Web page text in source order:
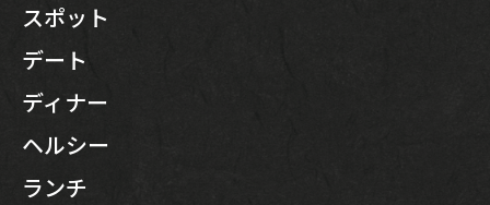
スポット
デート
ディナー
ヘルシー
ランチ